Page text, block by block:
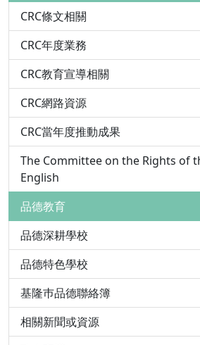
CRC條文相關
CRC年度業務
CRC教育宣導相關
CRC網路資源
CRC當年度推動成果
The Committee on the Rights of
English
品德教育
品德深耕學校
品德特色學校
基隆巿品德聯絡簿
相關新聞或資源